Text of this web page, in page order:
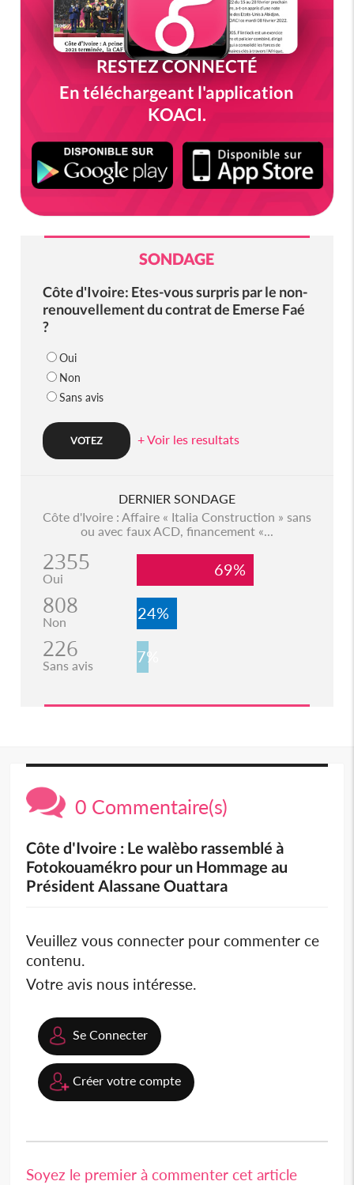
RESTEZ CONNECTÉ
En téléchargeant l'application
KOACI.
SONDAGE
Côte d'Ivoire: Etes-vous surpris par le non-
renouvellement du contrat de Emerse Faé
?
Oui
Non
Sans avis
+ Voir les resultats
DERNIER SONDAGE
Côte d'Ivoire : Affaire « Italia Construction » sans
ou avec faux ACD, financement «...
2355
Oui 69%
808
Non 24%
226
Sans avis 7%
0 Commentaire(s)
Côte d'Ivoire : Le walèbo rassemblé à
Fotokouamékro pour un Hommage au
Président Alassane Ouattara
Veuillez vous connecter pour commenter ce
contenu.
Votre avis nous intéresse.
Se Connecter
Créer votre compte
Soyez le premier à commenter cet article